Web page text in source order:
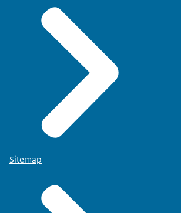
Sitemap